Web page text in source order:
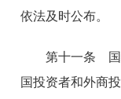
依法及时公布。
第十一条 国
国投资者和外商